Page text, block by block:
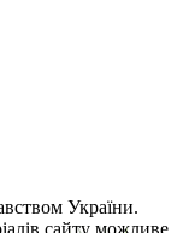
України.